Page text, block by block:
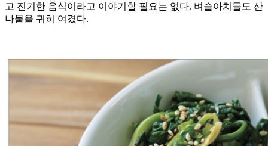
고 진기한 음식이라고 이야기할 필요는 없다. 벼슬아치들도 산
나물을 귀히 여겼다.